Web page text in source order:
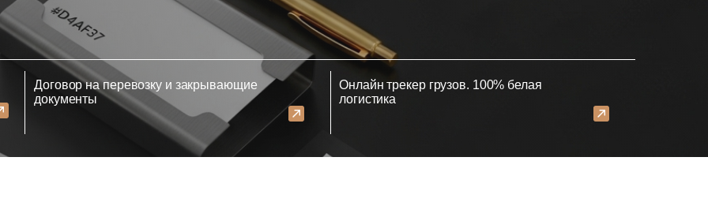
Договор на перевозку и закрывающие
документы
Онлайн трекер грузов. 100% белая
логистика